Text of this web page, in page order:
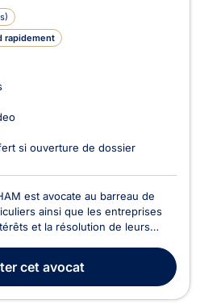
)
rapidement
si ouverture de dossier
est avocate au barreau de
ainsi que les entreprises
et la résolution de leurs
aux accidents médicaux. Elle
leur...
cet avocat